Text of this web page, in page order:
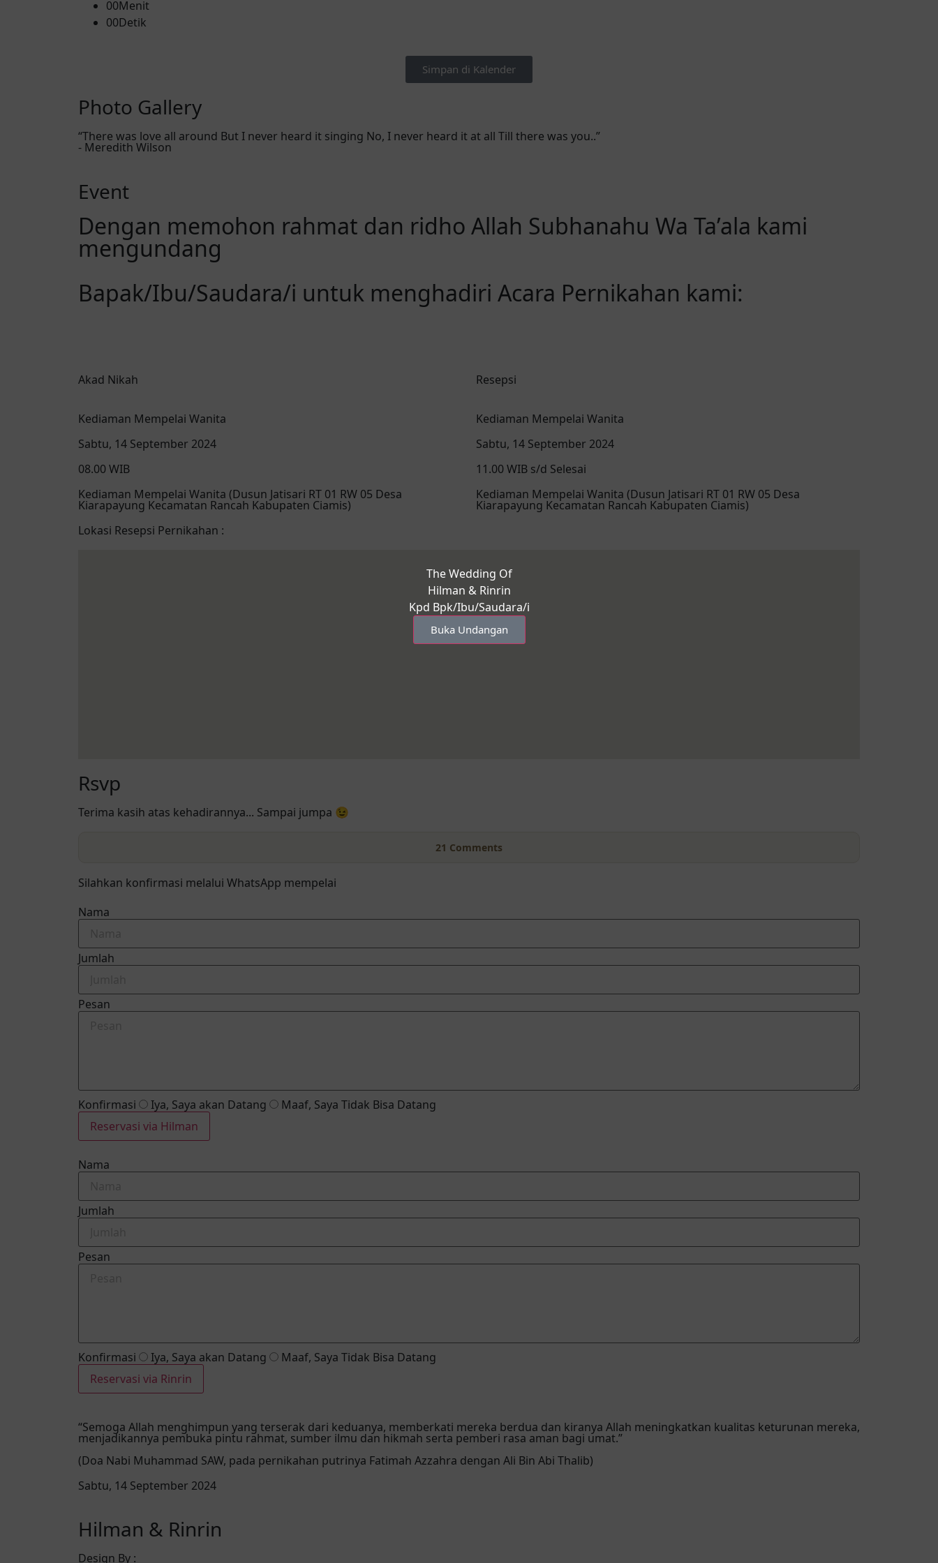
00Menit
00Detik
Simpan di Kalender
Photo Gallery
“There was love all around But I never heard it singing No, I never heard it at all Till there was you..”
- Meredith Wilson ​
Event
Dengan memohon rahmat dan ridho Allah Subhanahu Wa Ta’ala kami
mengundang
Bapak/Ibu/Saudara/i untuk menghadiri Acara Pernikahan kami:
Akad Nikah
Kediaman Mempelai Wanita
Sabtu, 14 September 2024
08.00 WIB
Kediaman Mempelai Wanita (Dusun Jatisari RT 01 RW 05 Desa
Kiarapayung Kecamatan Rancah Kabupaten Ciamis)
Resepsi
Kediaman Mempelai Wanita
Sabtu, 14 September 2024
11.00 WIB s/d Selesai
Kediaman Mempelai Wanita (Dusun Jatisari RT 01 RW 05 Desa
Kiarapayung Kecamatan Rancah Kabupaten Ciamis)
Lokasi Resepsi Pernikahan :
Rsvp
Terima kasih atas kehadirannya... Sampai jumpa 😉
21 Comments
Silahkan konfirmasi melalui WhatsApp mempelai
Nama
Jumlah
Pesan
Konfirmasi Iya, Saya akan Datang
Maaf, Saya Tidak Bisa Datang
Reservasi via Hilman
Nama
Jumlah
Pesan
Konfirmasi Iya, Saya akan Datang
Maaf, Saya Tidak Bisa Datang
Reservasi via Rinrin
The Wedding Of
Hilman & Rinrin
Kpd Bpk/Ibu/Saudara/i
Buka Undangan
“Semoga Allah menghimpun yang terserak dari keduanya, memberkati mereka berdua dan kiranya Allah meningkatkan kualitas keturunan mereka,
menjadikannya pembuka pintu rahmat, sumber ilmu dan hikmah serta pemberi rasa aman bagi umat.”
(Doa Nabi Muhammad SAW, pada pernikahan putrinya Fatimah Azzahra dengan Ali Bin Abi Thalib)
Sabtu, 14 September 2024
Hilman & Rinrin
Design By :